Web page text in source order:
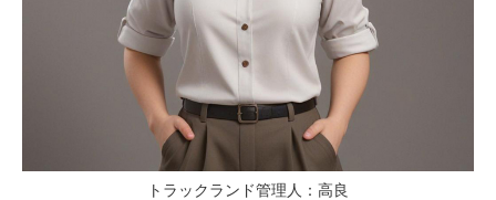
トラックランド管理人：高良